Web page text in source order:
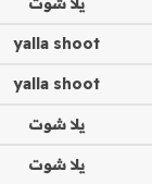
yalla shoot
yalla shoot
يلا شوت
يلا شوت